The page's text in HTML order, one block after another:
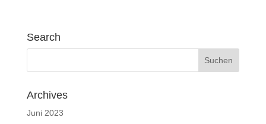
Search
Archives
Juni 2023